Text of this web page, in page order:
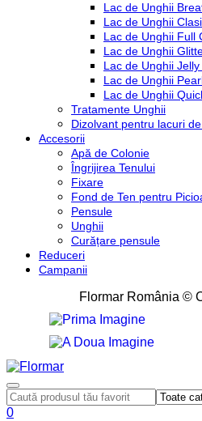
Lac de Unghii
Lac de Unghii
Lac de Unghii Full
Lac de Unghii
Lac de Unghii
Lac de Unghii
Lac de Unghii
Tratamente Unghii
Dizolvant pentru lacuri
Accesorii
Apă de Colonie
Îngrijirea Tenului
Fixare
Fond de Ten pentru
Pensule
Unghii
Curățare pensule
Reduceri
Campanii
Flormar România ©
0